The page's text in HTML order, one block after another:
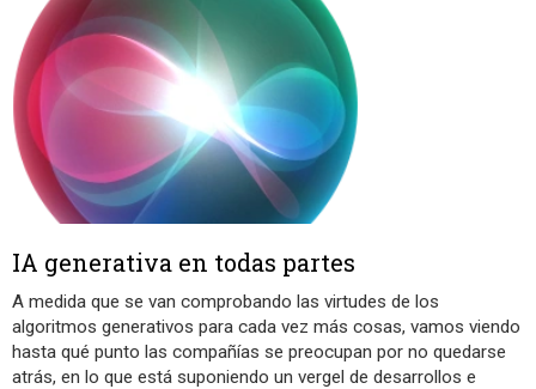
IA generativa en todas partes
A medida que se van comprobando las virtudes de los
algoritmos generativos para cada vez más cosas, vamos viendo
hasta qué punto las compañías se preocupan por no quedarse
atrás, en lo que está suponiendo un vergel de desarrollos e